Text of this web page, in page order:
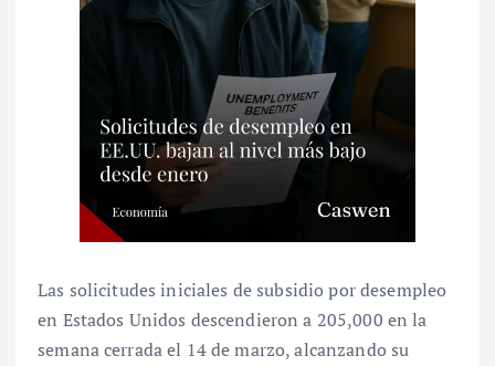
Las solicitudes iniciales de subsidio por desempleo
en Estados Unidos descendieron a 205,000 en la
semana cerrada el 14 de marzo, alcanzando su